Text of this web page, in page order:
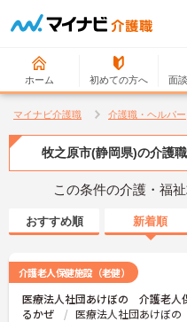
ホーム 初めての方へ 面
マイナビ介護職 介護職・ヘルパー
牧之原市(静岡県)の介護
この条件の介護・福
おすすめ順 新着順
介護老人保健施設（老健）
医療法人社団あけぼの 介護老人
るかぜ
医療法人社団あけぼ